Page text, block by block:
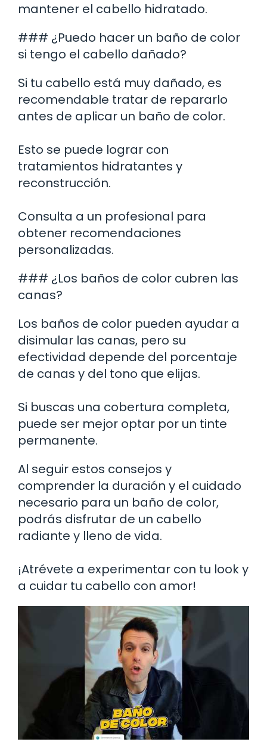
mantener el cabello hidratado.
### ¿Puedo hacer un baño de color
si tengo el cabello dañado?
Si tu cabello está muy dañado, es
recomendable tratar de repararlo
antes de aplicar un baño de color.
Esto se puede lograr con
tratamientos hidratantes y
reconstrucción.
Consulta a un profesional para
obtener recomendaciones
personalizadas.
### ¿Los baños de color cubren las
canas?
Los baños de color pueden ayudar a
disimular las canas, pero su
efectividad depende del porcentaje
de canas y del tono que elijas.
Si buscas una cobertura completa,
puede ser mejor optar por un tinte
permanente.
Al seguir estos consejos y
comprender la duración y el cuidado
necesario para un baño de color,
podrás disfrutar de un cabello
radiante y lleno de vida.
¡Atrévete a experimentar con tu look y
a cuidar tu cabello con amor!